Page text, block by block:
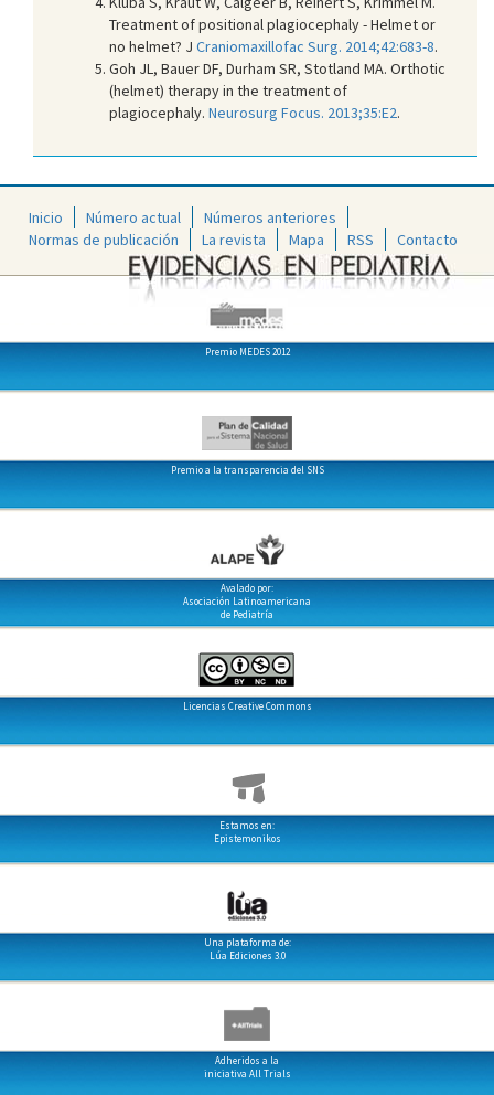
Treatment of positional plagiocephaly - Helmet or
no helmet? J Craniomaxillofac Surg. 2014;42:683-8.
Goh JL, Bauer DF, Durham SR, Stotland MA. Orthotic
(helmet) therapy in the treatment of
plagiocephaly. Neurosurg Focus. 2013;35:E2.
Inicio Número actual
Números anteriores
Normas de publicación
La revista Mapa RSS Contacto
Premio MEDES 2012
Premio a la transparencia del SNS
Avalado por:
Asociación Latinoamericana
de Pediatría
Licencias Creative Commons
Estamos en:
Epistemonikos
Una plataforma de:
Lúa Ediciones 3.0
Adheridos a la
iniciativa All Trials